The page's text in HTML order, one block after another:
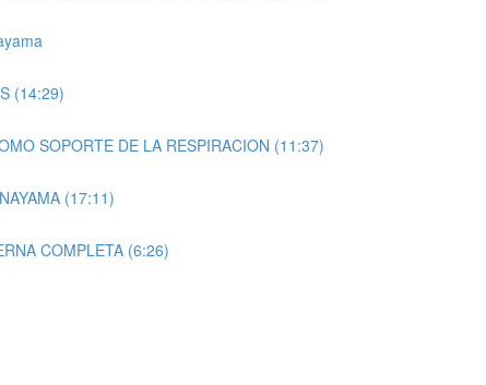
(14:29)
SOPORTE DE LA RESPIRACION (11:37)
(17:11)
COMPLETA (6:26)